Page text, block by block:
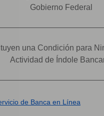
Gobierno Federal
una Condición para
Actividad de Índole
de Banca en Línea